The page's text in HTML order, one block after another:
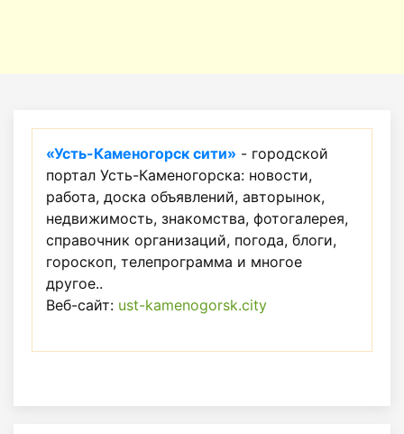
«Усть-Каменогорск сити» - городской
портал Усть-Каменогорска: новости,
работа, доска объявлений, авторынок,
недвижимость, знакомства, фотогалерея,
справочник организаций, погода, блоги,
гороскоп, телепрограмма и многое
другое..
Веб-сайт: ust-kamenogorsk.city